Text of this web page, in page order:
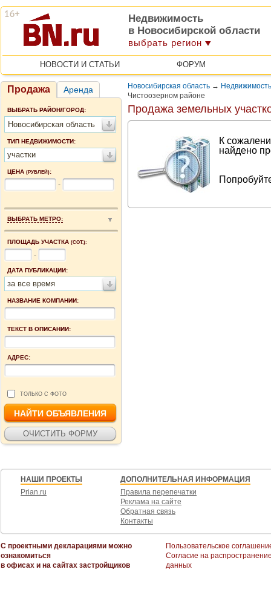
Недвижимость
в Новосибирской области
выбрать регион
НОВОСТИ И СТАТЬИ ФОРУМ
Продажа Аренда
ВЫБРАТЬ РАЙОН/ГОРОД:
Новосибирская область
ТИП НЕДВИЖИМОСТИ:
участки
ЦЕНА (РУБЛЕЙ):
-
ВЫБРАТЬ МЕТРО:
ПЛОЩАДЬ УЧАСТКА (СОТ.):
-
ДАТА ПУБЛИКАЦИИ:
за все время
НАЗВАНИЕ КОМПАНИИ:
ТЕКСТ В ОПИСАНИИ:
АДРЕС:
ТОЛЬКО С ФОТО
Новосибирская область →
Чистоозерном районе
Продажа земельных
К
найдено
НАШИ ПРОЕКТЫ
Prian.ru
ДОПОЛНИТЕЛЬНАЯ ИНФОРМАЦИЯ
Правила перепечатки
Реклама на сайте
Обратная связь
Контакты
С проектными декларациями можно
ознакомиться
в офисах и на сайтах застройщиков
Пользовательское
Согласие на
данных